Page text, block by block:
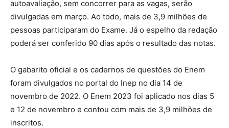
autoavaliação, sem concorrer para as vagas, serão
divulgadas em março. Ao todo, mais de 3,9 milhões de
pessoas participaram do Exame. Já o espelho da redação
poderá ser conferido 90 dias após o resultado das notas.
O gabarito oficial e os cadernos de questões do Enem
foram divulgados no portal do Inep no dia 14 de
novembro de 2022. O Enem 2023 foi aplicado nos dias 5
e 12 de novembro e contou com mais de 3,9 milhões de
inscritos.